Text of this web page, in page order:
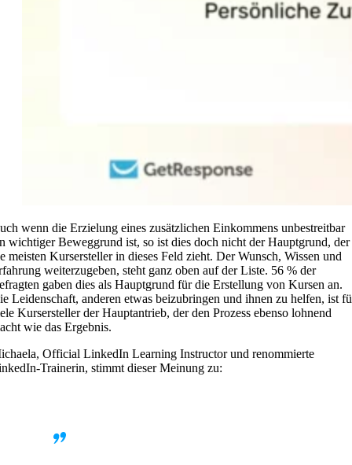
wenn die Erzielung eines zusätzlichen Einkommens unbestreitbar
wichtiger Beweggrund ist, so ist dies doch nicht der Hauptgrund, der
meisten Kursersteller in dieses Feld zieht. Der Wunsch, Wissen und
weiterzugeben, steht ganz oben auf der Liste. 56 % der
gaben dies als Hauptgrund für die Erstellung von Kursen an.
Leidenschaft, anderen etwas beizubringen und ihnen zu helfen, ist
Kursersteller der Hauptantrieb, der den Prozess ebenso lohnend
wie das Ergebnis.
Official LinkedIn Learning Instructor und renommierte
Trainerin, stimmt dieser Meinung zu: